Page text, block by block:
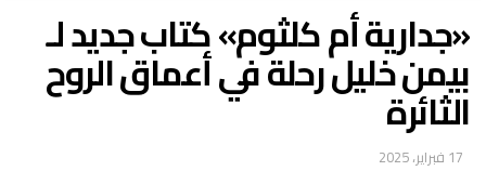
«جدارية أم كلثوم» كتاب جديد لـ
بيمن خليل رحلة في أعماق الروح
الثائرة
17 فبراير، 2025